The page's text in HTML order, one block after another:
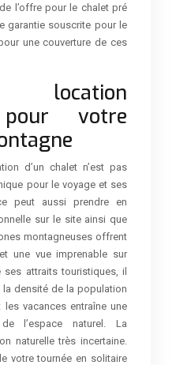
l’offre pour le chalet pré
garantie souscrite pour le
une couverture de ces
location
pour votre
d’un chalet n’est pas
pour le voyage et ses
peut aussi prendre en
sur le site ainsi que
montagneuses offrent
une vue imprenable sur
ses attraits touristiques, il
densité de la population
vacances entraîne une
l’espace naturel. La
naturelle très incertaine.
votre tournée en solitaire